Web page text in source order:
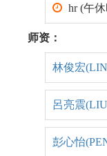
hr (午
师资：
林俊宏
呂亮震
彭心怡